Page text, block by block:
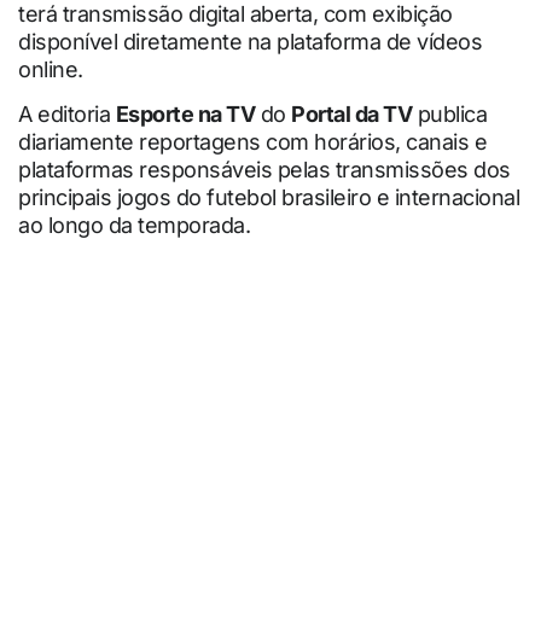
terá transmissão digital aberta, com exibição
disponível diretamente na plataforma de vídeos
online.
A editoria Esporte na TVdo Portal da TVpublica
diariamente reportagens com horários, canais e
plataformas responsáveis pelas transmissões dos
principais jogos do futebol brasileiro e internacional
ao longo da temporada.